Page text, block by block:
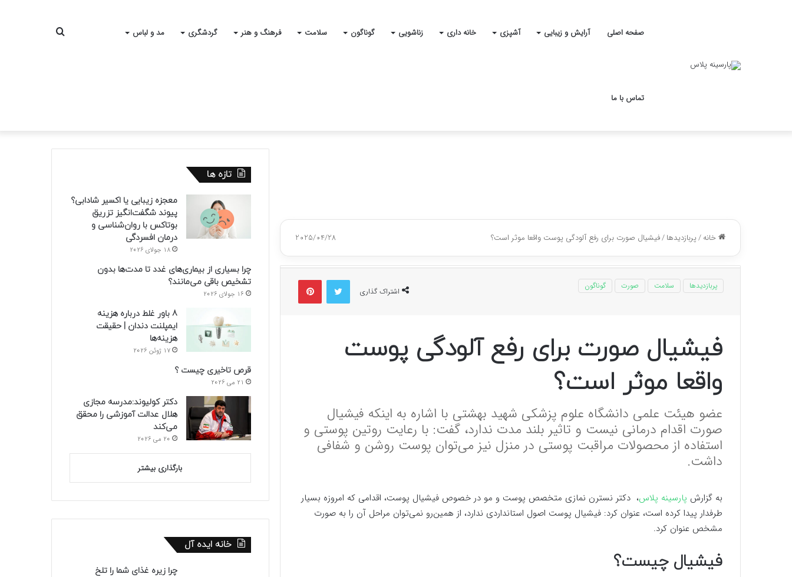
صفحه اصلی آرایش و زیبایی آشپزی خانه داری زناشویی گوناگون سلامت فرهنگ و هنر گردشگری مد و لباس
تماس با ما
جستجو
خانه/پربازدیدها/فیشیال صورت برای رفع آلودگی پوست واقعا موثر است؟ 2025/04/28
اشتراک گذاری
توییتر پینتریست
پربازدیدها سلامت صورت گوناگون
فیشیال صورت برای رفع آلودگی پوست
واقعا موثر است؟
عضو هیئت علمی دانشگاه علوم پزشکی شهید بهشتی با اشاره به اینکه فیشیال
صورت اقدام درمانی نیست و تاثیر بلند مدت ندارد، گفت: با رعایت روتین پوستی و
استفاده از محصولات مراقبت پوستی در منزل نیز می‌توان پوست روشن و شفافی
داشت.
به گزارش پارسینه پلاس، دکتر نسترن نمازی متخصص پوست و مو در خصوص فیشیال پوست، اقدامی که امروزه بسیار
طرفدار پیدا کرده است، عنوان کرد: فیشیال پوست اصول استانداردی ندارد، از همین‌رو نمی‌توان مراحل آن را به صورت
مشخص عنوان کرد.
فیشیال چیست؟
تازه ها
معجزه زیبایی یا اکسیر شادابی؟
پیوند شگفت‌انگیز تزریق
بوتاکس با روان‌شناسی و
درمان افسردگی
18 جولای 2026
چرا بسیاری از بیماری‌های غدد تا مدت‌ها بدون
تشخیص باقی می‌مانند؟
16 جولای 2026
8 باور غلط درباره هزینه
ایمپلنت دندان | حقیقت
هزینه‌ها
17 ژوئن 2026
قرص تاخیری چیست ؟
21 می 2026
دکتر کولیوند:مدرسه مجازی
هلال عدالت آموزشی را محقق
می‌کند
20 می 2026
بارگذاری بیشتر
خانه ایده آل
چرا زیره غذای شما را تلخ